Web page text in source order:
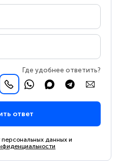
Где удобнее ответить?
ответ
данных и